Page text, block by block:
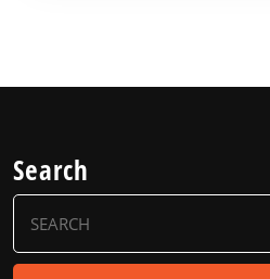
Search
Search
for: